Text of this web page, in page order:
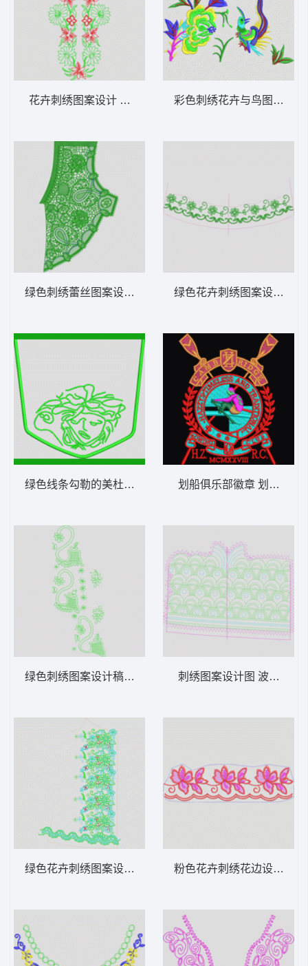
花卉刺绣图案设计 简单对称花领
绿色刺绣蕾丝图案设计 仿水溶肩
绿色线条勾勒的美杜莎头像 真维斯
绿色刺绣图案设计稿 网格单针鹅状
绿色花卉刺绣图案设计图 襟边摆复杂花
彩色刺绣花卉与鸟图案 传
绿色花卉刺绣图案设计 简
划船俱乐部徽章 划船章仔
刺绣图案设计图 波浪单针
粉色花卉刺绣花边设计图